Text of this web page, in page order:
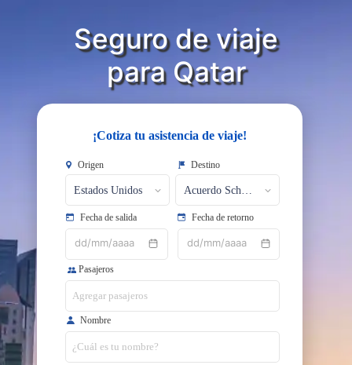
Seguro de viaje
​​​​​​​para Qatar